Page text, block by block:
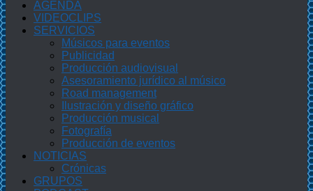
AGENDA
VIDEOCLIPS
SERVICIOS
Músicos para eventos
Publicidad
Producción audiovisual
Asesoramiento jurídico al músico
Road management
Ilustración y diseño gráfico
Producción musical
Fotografía
Producción de eventos
NOTICIAS
Crónicas
GRUPOS